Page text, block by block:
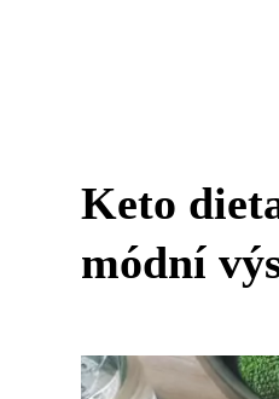
Keto
módní